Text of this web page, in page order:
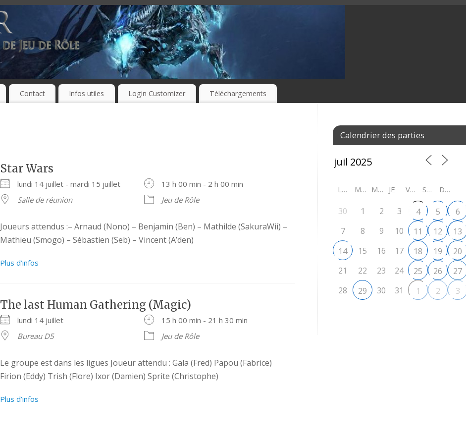
Contact Infos utiles Login Customizer Téléchargements
Star Wars
lundi 14 juillet - mardi 15 juillet
13 h 00 min - 2 h 00 min
Salle de réunion
Jeu de Rôle
Joueurs attendus :– Arnaud (Nono) – Benjamin (Ben) – Mathilde (SakuraWii) –
Mathieu (Smogo) – Sébastien (Seb) – Vincent (A’den)
Plus d’infos
The last Human Gathering (Magic)
lundi 14 juillet
15 h 00 min - 21 h 30 min
Bureau D5
Jeu de Rôle
Le groupe est dans les ligues Joueur attendu : Gala (Fred) Papou (Fabrice)
Firion (Eddy) Trish (Flore) Ixor (Damien) Sprite (Christophe)
Plus d’infos
Calendrier des parties
LU MA ME JE VE SA DI
30 1 2 3 4 5
6
7
8 9 10 11 12
13
14
15 16 17 18 19
20
21
22 23 24 25 26
27
28
29 30 31 1 2 3